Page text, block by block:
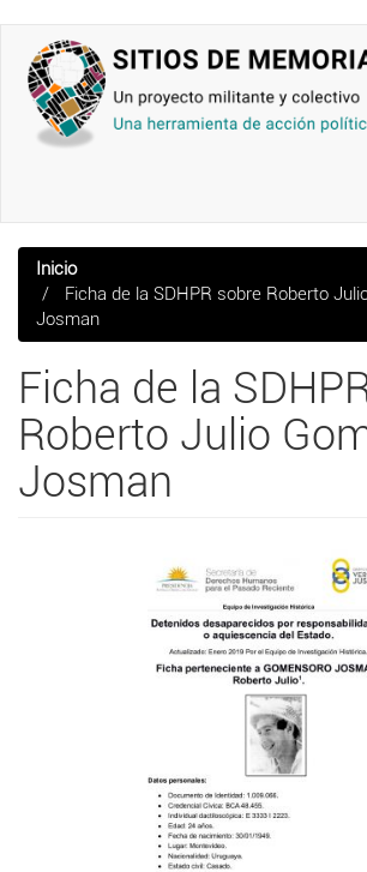
contenido
principal
Inicio
Ficha de la SDHPR sobre Roberto
Josman
Ficha de la
Roberto Julio
Josman